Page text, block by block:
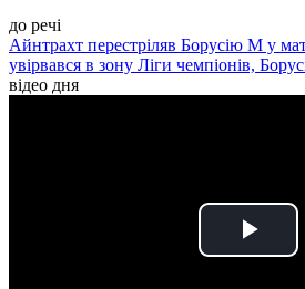
до речі
Айнтрахт перестріляв Борусію М у
увірвався в зону Ліги чемпіонів,
відео дня
Play